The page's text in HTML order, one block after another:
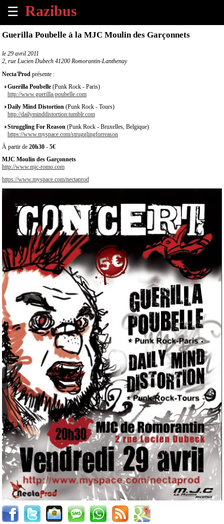
☰
×
Tous
évènements
à
venir
Annoncer
évènement
propos
Guerilla Poubelle à la MJC Moulin des Garçonnets
le 29 avril 2011
2, rue Lucien Dubech 41200 Romorantin-Lanthenay
Necta'Prod présente :
Guerilla Poubelle (Punk Rock - Paris)
http://www.guerilla-poubelle.com
Daily Mind Distortion (Punk Rock - Tours)
http://dailyminddistortion.tumblr.com
Struggling For Reason (Punk Rock - Bruxelles, Belgique)
https://www.myspace.com/strugglingforreason
À partir de 20h30 - 5€
MJC Moulin des Garçonnets
http://www.mjc-romo.com
https://www.myspace.com/nectaprod